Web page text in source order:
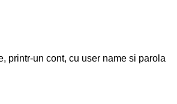
printr-un cont, cu user name si parola